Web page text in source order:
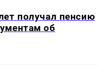
получал пенсию
об